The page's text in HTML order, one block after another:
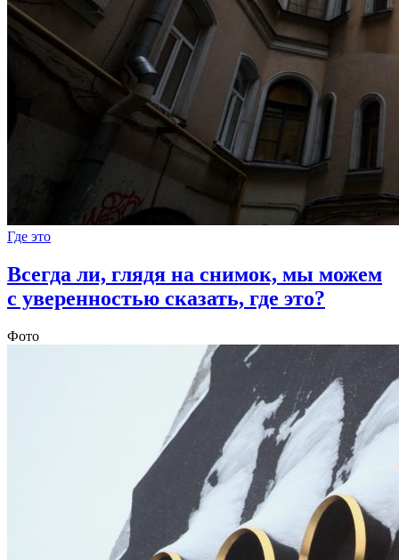
Где это
Всегда ли, глядя на снимок, мы можем
с уверенностью сказать, где это?
Фото